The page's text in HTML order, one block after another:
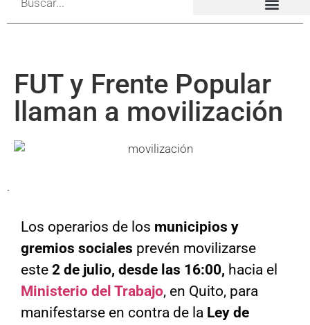
FUT y Frente Popular
llaman a movilización
.
Los operarios de los municipios y
gremios sociales prevén movilizarse
este 2 de julio, desde las 16:00, hacia el
Ministerio del Trabajo, en Quito, para
manifestarse en contra de la Ley de